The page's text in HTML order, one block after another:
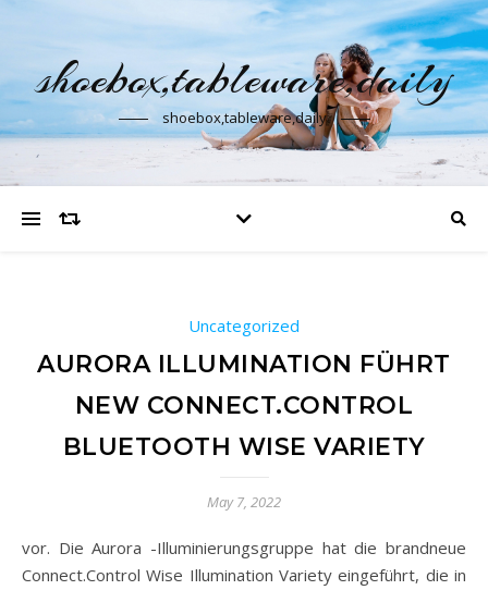
shoebox,tableware,daily
shoebox,tableware,daily
Uncategorized
AURORA ILLUMINATION FÜHRT
NEW CONNECT.CONTROL
BLUETOOTH WISE VARIETY
May 7, 2022
vor. Die Aurora -Illuminierungsgruppe hat die brandneue
Connect.Control Wise Illumination Variety eingeführt, die in